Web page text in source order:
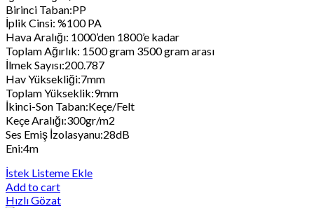
Birinci Taban:PP
İplik Cinsi: %100 PA
Hava Aralığı: 1000’den 1800’e kadar
Toplam Ağırlık: 1500 gram 3500 gram arası
İlmek Sayısı:200.787
Hav Yüksekliği:7mm
Toplam Yükseklik:9mm
İkinci-Son Taban:Keçe/Felt
Keçe Aralığı:300gr/m2
Ses Emiş İzolasyanu:28dB
Eni:4m
İstek Listeme Ekle
Add to cart
Hızlı Gözat